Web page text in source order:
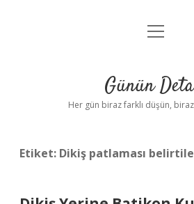
Anasayfa
Yasal Uyarı
menüyü
Günün
Her gün biraz farklı düşün,
Etiket: Dikiş patlaması